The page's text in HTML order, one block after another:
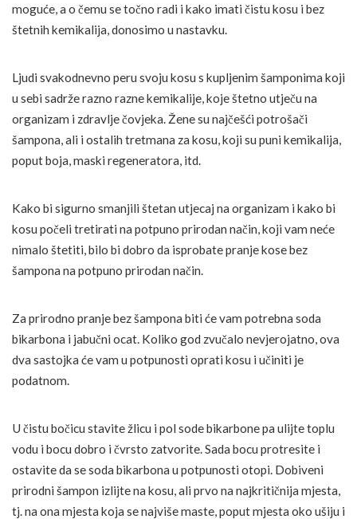
moguće, a o čemu se točno radi i kako imati čistu kosu i bez
štetnih kemikalija, donosimo u nastavku.
Ljudi svakodnevno peru svoju kosu s kupljenim šamponima koji
u sebi sadrže razno razne kemikalije, koje štetno utječu na
organizam i zdravlje čovjeka. Žene su najčešći potrošači
šampona, ali i ostalih tretmana za kosu, koji su puni kemikalija,
poput boja, maski regeneratora, itd.
Kako bi sigurno smanjili štetan utjecaj na organizam i kako bi
kosu počeli tretirati na potpuno prirodan način, koji vam neće
nimalo štetiti, bilo bi dobro da isprobate pranje kose bez
šampona na potpuno prirodan način.
Za prirodno pranje bez šampona biti će vam potrebna soda
bikarbona i jabučni ocat. Koliko god zvučalo nevjerojatno, ova
dva sastojka će vam u potpunosti oprati kosu i učiniti je
podatnom.
U čistu bočicu stavite žlicu i pol sode bikarbone pa ulijte toplu
vodu i bocu dobro i čvrsto zatvorite. Sada bocu protresite i
ostavite da se soda bikarbona u potpunosti otopi. Dobiveni
prirodni šampon izlijte na kosu, ali prvo na najkritičnija mjesta,
tj. na ona mjesta koja se najviše maste, poput mjesta oko ušiju i